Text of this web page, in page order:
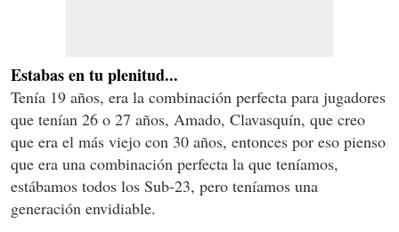
Estabas en tu plenitud...
Tenía 19 años, era la combinación perfecta para jugadores
que tenían 26 o 27 años, Amado, Clavasquín, que creo
que era el más viejo con 30 años, entonces por eso pienso
que era una combinación perfecta la que teníamos,
estábamos todos los Sub-23, pero teníamos una
generación envidiable.